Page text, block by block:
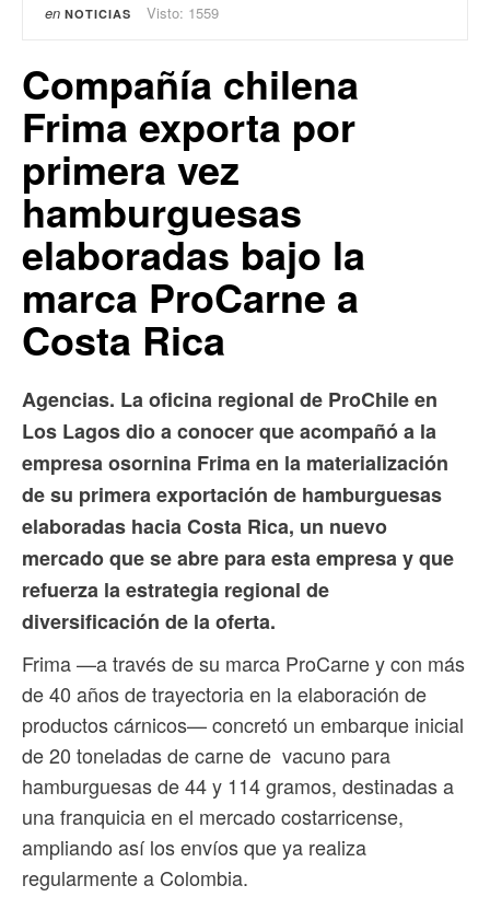
en NOTICIAS Visto: 1559
Compañía chilena
Frima exporta por
primera vez
hamburguesas
elaboradas bajo la
marca ProCarne a
Costa Rica
Agencias. La oficina regional de ProChile en
Los Lagos dio a conocer que acompañó a la
empresa osornina Frima en la materialización
de su primera exportación de hamburguesas
elaboradas hacia Costa Rica, un nuevo
mercado que se abre para esta empresa y que
refuerza la estrategia regional de
diversificación de la oferta.
Frima —a través de su marca ProCarne y con más
de 40 años de trayectoria en la elaboración de
productos cárnicos— concretó un embarque inicial
de 20 toneladas de carne de vacuno para
hamburguesas de 44 y 114 gramos, destinadas a
una franquicia en el mercado costarricense,
ampliando así los envíos que ya realiza
regularmente a Colombia.